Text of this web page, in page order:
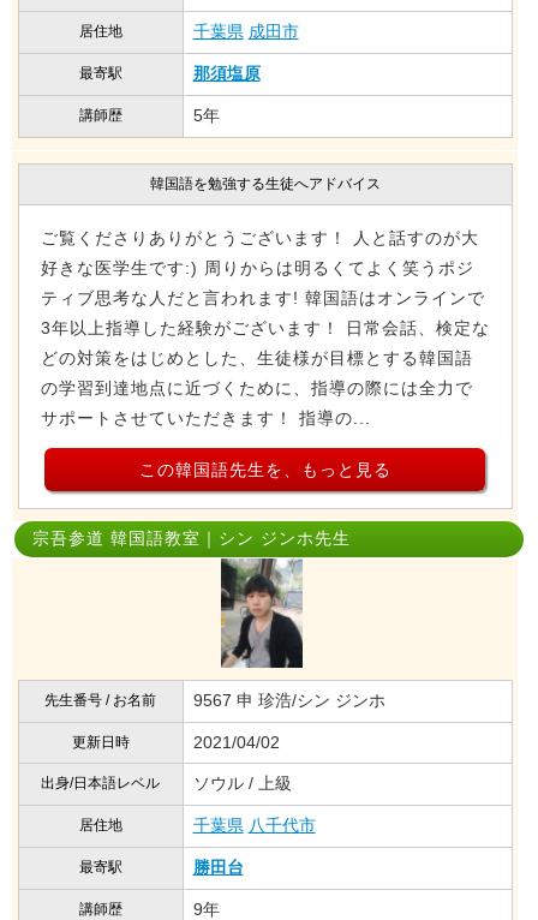
居住地 千葉県 成田市
最寄駅 那須塩原
講師歴 5年
韓国語を勉強する生徒へアドバイス
ご覧くださりありがとうございます！ 人と話すのが大
好きな医学生です:) 周りからは明るくてよく笑うポジ
ティブ思考な人だと言われます! 韓国語はオンラインで
3年以上指導した経験がございます！ 日常会話、検定な
どの対策をはじめとした、生徒様が目標とする韓国語
の学習到達地点に近づくために、指導の際には全力で
サポートさせていただきます！ 指導の...
この韓国語先生を、もっと見る
宗吾参道 韓国語教室｜シン ジンホ先生
先生番号 / お名前 9567 申 珍浩/シン ジンホ
更新日時 2021/04/02
出身/日本語レベル ソウル / 上級
居住地 千葉県 八千代市
最寄駅 勝田台
講師歴 9年